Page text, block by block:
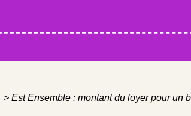
> Est Ensemble : montant du loyer pour un